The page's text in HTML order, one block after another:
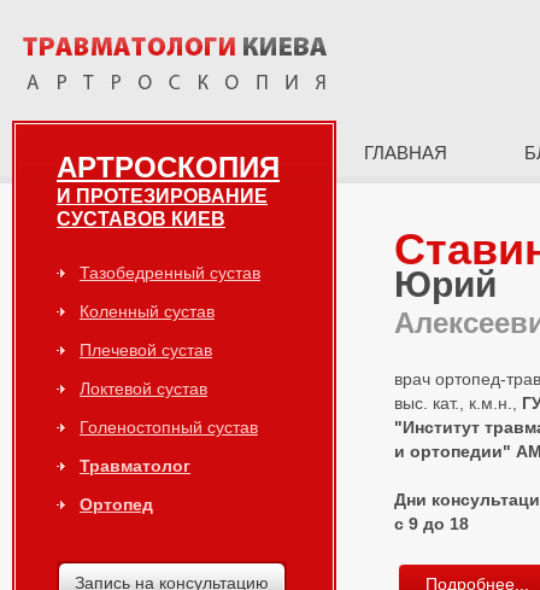
ГЛАВНАЯ
АРТРОСКОПИЯ
И ПРОТЕЗИРОВАНИЕ
СУСТАВОВ КИЕВ
Тазобедренный сустав
Коленный сустав
Плечевой сустав
Локтевой сустав
Голеностопный сустав
Травматолог
Ортопед
Запись на консультацию
Юрий
врач ортопед-
выс. кат., к.м.н.,
"Институт
и ортопедии"
Дни
с 9 до 18
Подробнее...